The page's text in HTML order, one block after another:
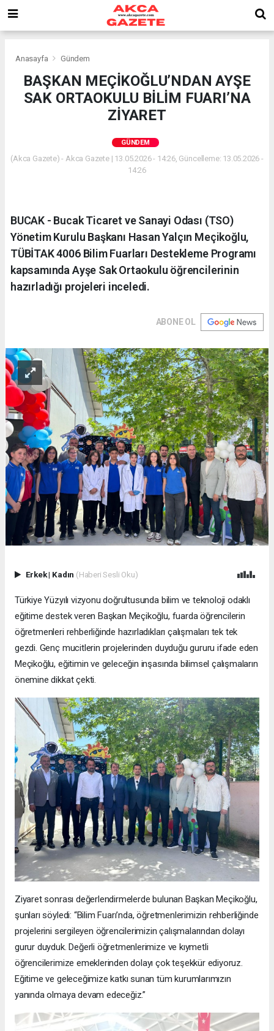
Anasayfa Gündem
BAŞKAN MEÇİKOĞLU’NDAN AYŞE
SAK ORTAOKULU BİLİM FUARI’NA
ZİYARET
GÜNDEM
(Akca Gazete) - Akca Gazete | 13.05.2026 - 14:26, Güncelleme: 13.05.2026 -
14:26
BUCAK - Bucak Ticaret ve Sanayi Odası (TSO)
Yönetim Kurulu Başkanı Hasan Yalçın Meçikoğlu,
TÜBİTAK 4006 Bilim Fuarları Destekleme Programı
kapsamında Ayşe Sak Ortaokulu öğrencilerinin
hazırladığı projeleri inceledi.
ABONE OL
Erkek| Kadın (Haberi Sesli Oku)
Türkiye Yüzyılı vizyonu doğrultusunda bilim ve teknoloji odaklı
eğitime destek veren Başkan Meçikoğlu, fuarda öğrencilerin
öğretmenleri rehberliğinde hazırladıkları çalışmaları tek tek
gezdi. Genç mucitlerin projelerinden duyduğu gururu ifade eden
Meçikoğlu, eğitimin ve geleceğin inşasında bilimsel çalışmaların
önemine dikkat çekti.
Ziyaret sonrası değerlendirmelerde bulunan Başkan Meçikoğlu,
şunları söyledi: “Bilim Fuarı’nda, öğretmenlerimizin rehberliğinde
projelerini sergileyen öğrencilerimizin çalışmalarından dolayı
gurur duyduk. Değerli öğretmenlerimize ve kıymetli
öğrencilerimize emeklerinden dolayı çok teşekkür ediyoruz.
Eğitime ve geleceğimize katkı sunan tüm kurumlarımızın
yanında olmaya devam edeceğiz.”